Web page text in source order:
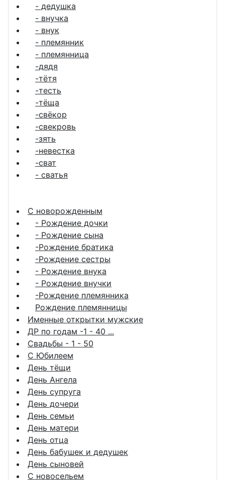
- дедушка
- внучка
- внук
- племянник
- племянница
-дядя
-тётя
-тесть
-тёща
-свёкор
-свекровь
-зять
-невестка
-сват
- сватья
С новорожденным
- Рождение дочки
- Рождение сына
-Рождение братика
-Рождение сестры
- Рождение внука
- Рождение внучки
-Рождение племянника
Рождение племянницы
Именные открытки мужские
ДР по годам -1 - 40 ...
Свадьбы - 1 - 50
С Юбилеем
День тёщи
День Ангела
День супруга
День дочери
День семьи
День матери
День отца
День бабушек и дедушек
День сыновей
С новосельем